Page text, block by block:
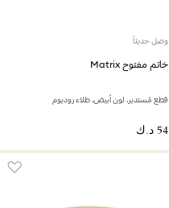
وصل حديثاً
خاتم مفتوح Matrix
قطع مُستدير، لون أبيض، طلاء روديوم